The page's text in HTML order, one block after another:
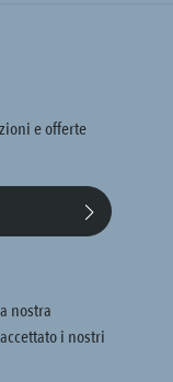
e offerte
nostra
i nostri